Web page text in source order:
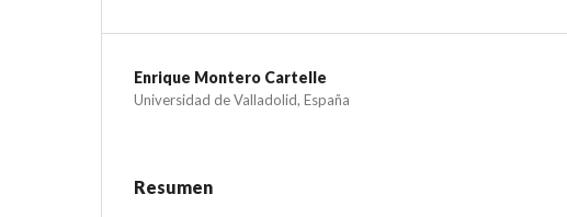
Enrique Montero Cartelle
Universidad de Valladolid, España
Resumen